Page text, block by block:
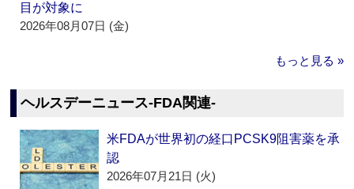
目が対象に
2026年08月07日 (金)
もっと見る »
ヘルスデーニュース‐FDA関連‐
米FDAが世界初の経口PCSK9阻害薬を承
認
2026年07月21日 (火)